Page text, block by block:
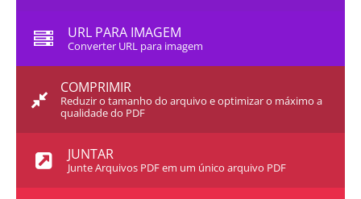
URL PARA IMAGEM
Converter URL para imagem
COMPRIMIR
Reduzir o tamanho do arquivo e optimizar o máximo a
qualidade do PDF
JUNTAR
Junte Arquivos PDF em um único arquivo PDF